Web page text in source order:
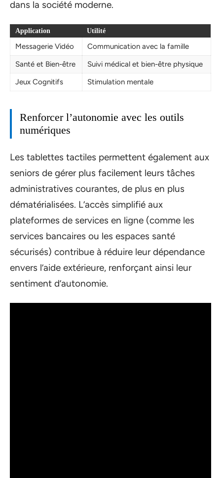
dans la société moderne.
Application Utilité
Messagerie Vidéo
Communication avec la famille
Santé et Bien-être
Suivi médical et bien-être physique
Jeux Cognitifs
Stimulation mentale
Renforcer l’autonomie avec les outils
numériques
Les tablettes tactiles permettent également aux
seniors de gérer plus facilement leurs tâches
administratives courantes, de plus en plus
dématérialisées. L’accès simplifié aux
plateformes de services en ligne (comme les
services bancaires ou les espaces santé
sécurisés) contribue à réduire leur dépendance
envers l’aide extérieure, renforçant ainsi leur
sentiment d’autonomie.